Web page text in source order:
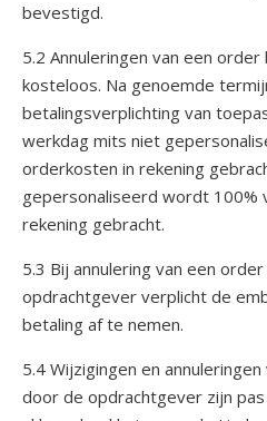
bevestigd.
5.2 Annuleringen van een
kosteloos. Na genoemde
betalingsverplichting van
werkdag mits niet
orderkosten in rekening
gepersonaliseerd wordt 100%
rekening gebracht.
5.3 Bij annulering van een
opdrachtgever verplicht de
betaling af te nemen.
5.4 Wijzigingen en
door de opdrachtgever zijn